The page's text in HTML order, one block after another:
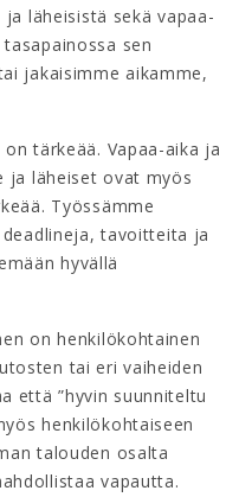
läheisistä sekä vapaa-
sen
jakaisimme aikamme,
tärkeää. Vapaa-aika ja
ja läheiset ovat myös
Työssämme
tavoitteita ja
hyvällä
on henkilökohtainen
tai eri vaiheiden
että ”hyvin suunniteltu
henkilökohtaiseen
talouden osalta
vapautta.